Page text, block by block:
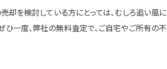
却を検討している方にとっては、むしろ追い風に
ひ一度、弊社の無料査定で、ご自宅やご所有の不